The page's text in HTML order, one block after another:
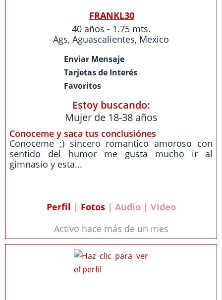
FRANKL30
40 años - 1.75 mts.
Ags, Aguascalientes, Mexico
Enviar Mensaje
Tarjetas de Interés
Favoritos
Estoy buscando:
Mujer de 18-38 años
Conoceme y saca tus conclusiónes
Conoceme ;) sincero romantico amoroso con
sentido del humor me gusta mucho ir al
gimnasio y esta...
Perfil | Fotos| Audio | Video
Activo hace más de un mes